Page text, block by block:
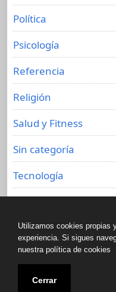
Política
Psicología
Referencia
Religión
Salud y Fitness
Sin categoría
Tecnología
Copyright ©
Utilizamos cookies propias
experiencia. Si sigues
nuestra política de cookies
Cerrar